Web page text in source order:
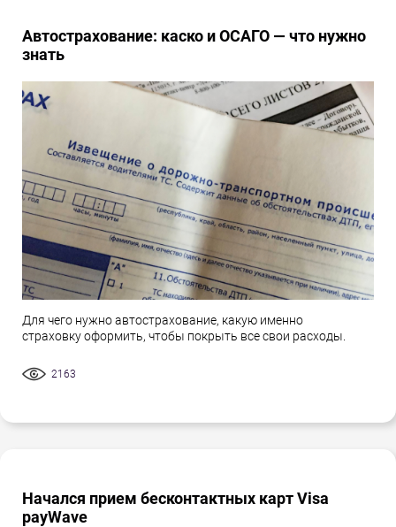
Автострахование: каско и ОСАГО — что нужно
знать
Для чего нужно автострахование, какую именно
страховку оформить, чтобы покрыть все свои расходы.
2163
Начался прием бесконтактных карт Visa
payWave